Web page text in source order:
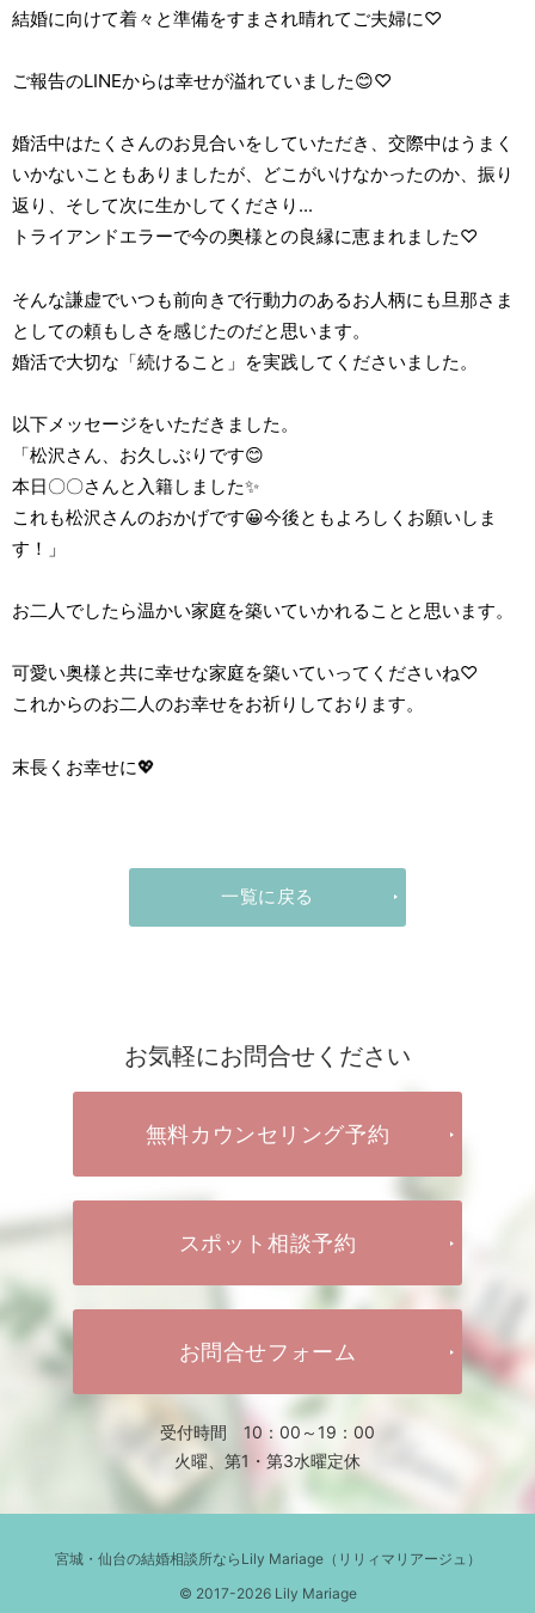
結婚に向けて着々と準備をすまされ晴れてご夫婦に♡
ご報告のLINEからは幸せが溢れていました😊♡
婚活中はたくさんのお見合いをしていただき、交際中はうまく
いかないこともありましたが、どこがいけなかったのか、振り
返り、そして次に生かしてくださり...
トライアンドエラーで今の奥様との良縁に恵まれました♡
そんな謙虚でいつも前向きで行動力のあるお人柄にも旦那さま
としての頼もしさを感じたのだと思います。
婚活で大切な「続けること」を実践してくださいました。
以下メッセージをいただきました。
「松沢さん、お久しぶりです😊
本日〇〇さんと入籍しました✨
これも松沢さんのおかげです😀今後ともよろしくお願いしま
す！」
お二人でしたら温かい家庭を築いていかれることと思います。
可愛い奥様と共に幸せな家庭を築いていってくださいね♡
これからのお二人のお幸せをお祈りしております。
末長くお幸せに💖
一覧に戻る
お気軽にお問合せください
無料カウンセリング予約
スポット相談予約
お問合せフォーム
受付時間 10：00～19：00
火曜、第1・第3水曜定休
© 2017-2026 Lily Mariage
宮城・仙台の結婚相談所ならLily Mariage（リリィマリアージュ）